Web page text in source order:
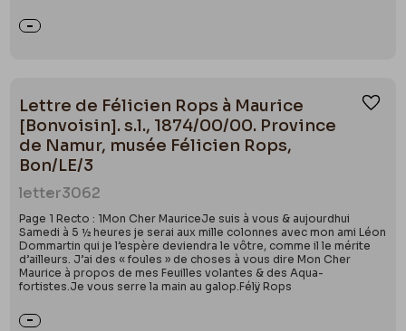
Lettre de Félicien Rops à Maurice
[Bonvoisin]. s.l., 1874/00/00. Province
de Namur, musée Félicien Rops,
Bon/LE/3
letter3062
Page 1 Recto : 1Mon Cher MauriceJe suis à vous & aujourdhui
Samedi à 5 ½ heures je serai aux mille colonnes avec mon ami Léon
Dommartin qui je l’espère deviendra le vôtre, comme il le mérite
d’ailleurs. J’ai des « foules » de choses à vous dire Mon Cher
Maurice à propos de mes Feuilles volantes & des Aqua-
fortistes.Je vous serre la main au galop.Félÿ Rops